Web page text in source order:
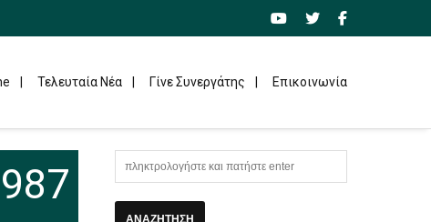
Τελευταία Νέα Γίνε Συνεργάτης Επικοινωνία